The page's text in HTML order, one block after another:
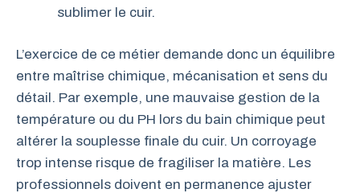
sublimer le cuir.
L’exercice de ce métier demande donc un équilibre
entre maîtrise chimique, mécanisation et sens du
détail. Par exemple, une mauvaise gestion de la
température ou du PH lors du bain chimique peut
altérer la souplesse finale du cuir. Un corroyage
trop intense risque de fragiliser la matière. Les
professionnels doivent en permanence ajuster